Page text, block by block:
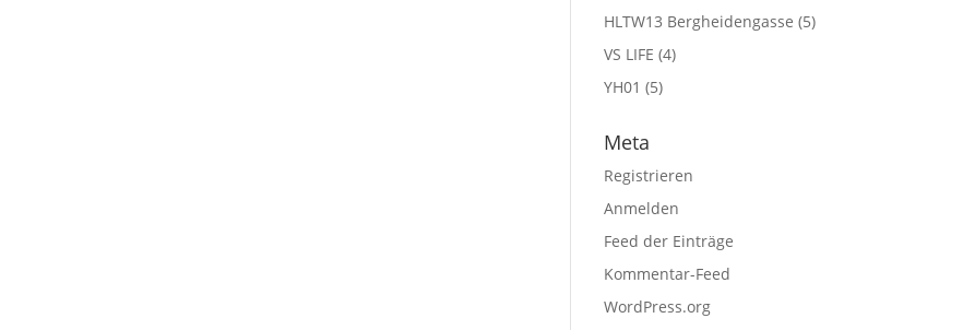
HLTW13 Bergheidengasse (5)
VS LIFE (4)
YH01 (5)
Meta
Registrieren
Anmelden
Feed der Einträge
Kommentar-Feed
WordPress.org